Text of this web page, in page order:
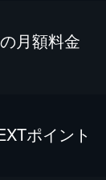
⽉額料金
ポイント